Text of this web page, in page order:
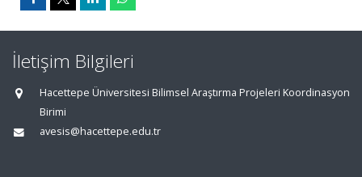
İletişim Bilgileri
Hacettepe Üniversitesi Bilimsel Araştırma Projeleri Koordinasyon
Birimi
avesis@hacettepe.edu.tr